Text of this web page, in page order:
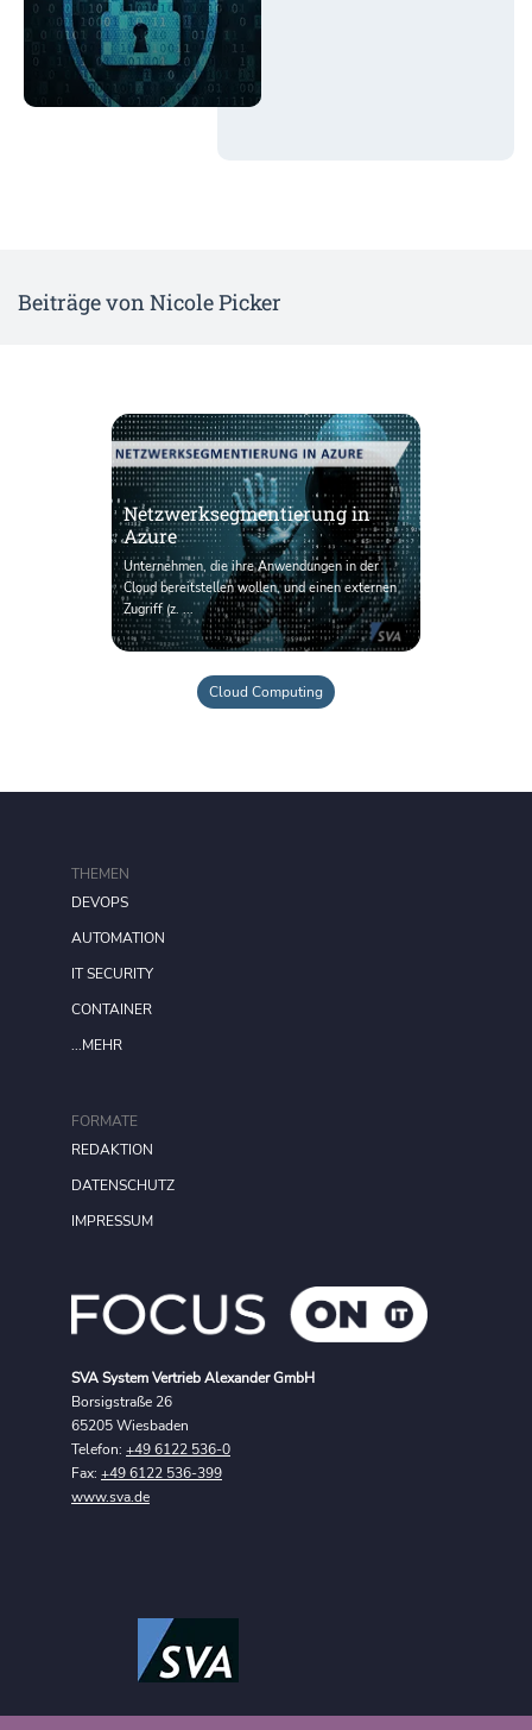
Beiträge von Nicole Picker
Netzwerksegmentierung in
Azure
Unternehmen, die ihre Anwendungen in der
Cloud bereitstellen wollen, und einen externen
Zugriff (z. ...
Cloud Computing
SVA System Vertrieb Alexander GmbH
Borsigstraße 26
65205 Wiesbaden
Telefon: +49 6122 536-0
Fax: +49 6122 536-399
www.sva.de
FORMATE
REDAKTION
DATENSCHUTZ
IMPRESSUM
THEMEN
DEVOPS
AUTOMATION
IT SECURITY
CONTAINER
...MEHR